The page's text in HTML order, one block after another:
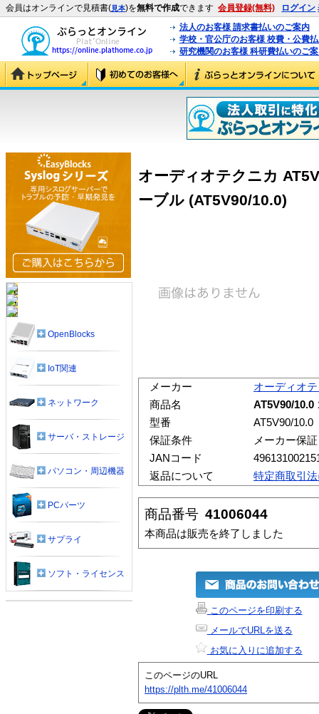
会員はオンラインで見積書(見本)を無料で作成できます 会員登録(無料) ログイン
法人のお客様 請求書払いのご案内
学校・官公庁のお客様 校費・公費
研究機関のお客様 科研費払いのご
オーディオテクニカ
ーブル (AT5V90/10.0)
メーカー
オーディオ
商品名
AT5V90/10.0
型番
AT5V90/10.0
保証条件
メーカー保証
JANコード
返品について
特定商取引
商品番号 41006044
本商品は販売を終了しました
このページを印刷する
メールでURLを送る
お気に入りに追加する
このページのURL
https://plth.me/41006044
OpenBlocks
IoT関連
ネットワーク
サーバ・ストレージ
パソコン・周辺機器
PCパーツ
サプライ
ソフト・ライセンス